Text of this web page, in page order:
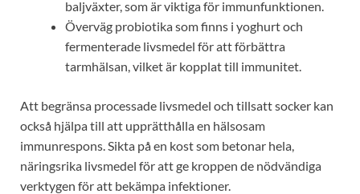
baljväxter, som är viktiga för immunfunktionen.
Överväg probiotika som finns i yoghurt och
fermenterade livsmedel för att förbättra
tarmhälsan, vilket är kopplat till immunitet.
Att begränsa processade livsmedel och tillsatt socker kan
också hjälpa till att upprätthålla en hälsosam
immunrespons. Sikta på en kost som betonar hela,
näringsrika livsmedel för att ge kroppen de nödvändiga
verktygen för att bekämpa infektioner.